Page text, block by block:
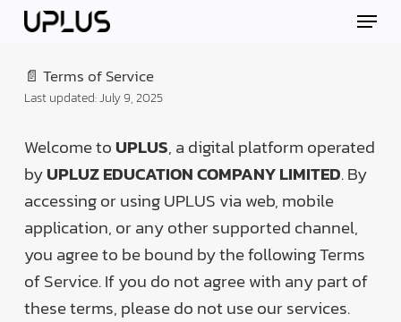
Skip
content
Menu
📄 Terms of Service
Last updated: July 9, 2025
Welcome toUPLUS, a digital platform operated
byUPLUZ EDUCATION COMPANY LIMITED. By
accessing or using UPLUS via web, mobile
application, or any other supported channel,
you agree to be bound by the following Terms
of Service. If you do not agree with any part of
these terms, please do not use our services.